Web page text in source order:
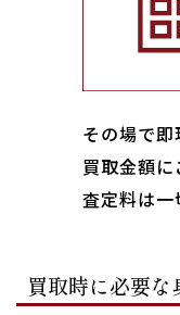
その場で
買取金額
査定料は一
買取時に必要な